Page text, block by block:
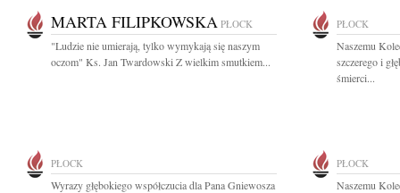
MARTA FILIPKOWSKA PŁOCK
"Ludzie nie umierają, tylko wymykają się naszym
oczom" Ks. Jan Twardowski Z wielkim smutkiem...
PŁOCK
Naszemu
szczerego i
śmierci...
PŁOCK
Wyrazy głębokiego współczucia dla Pana Gniewosza
PŁOCK
Naszemu